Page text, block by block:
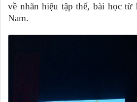
về nhãn hiệu tập thể, bài học từ
Nam.